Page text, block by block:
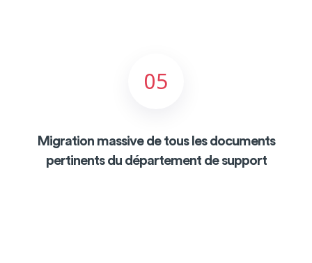
05
Migration massive de tous les documents
pertinents du département de support